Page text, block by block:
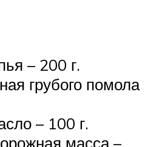
– 200 г.
грубого помола
– 100 г.
масса –